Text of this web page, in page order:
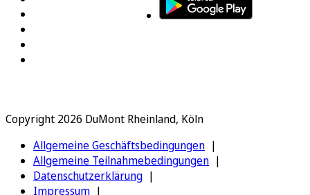
Copyright 2026 DuMont Rheinland, Köln
Allgemeine Geschäftsbedingungen
Allgemeine Teilnahmebedingungen
Datenschutzerklärung
Impressum